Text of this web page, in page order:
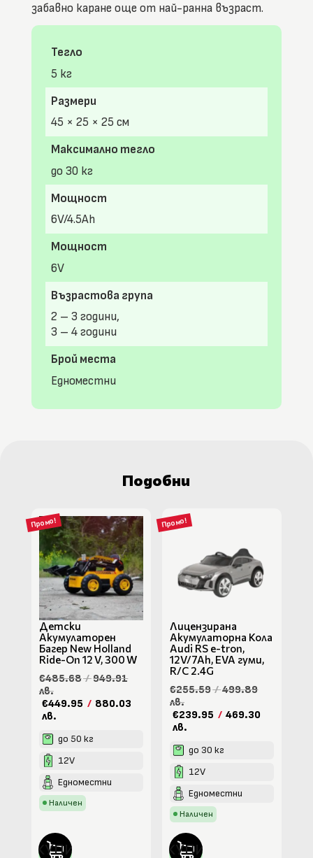
забавно каране още от най-ранна възраст.
Тегло
5 кг
Размери
45 × 25 × 25 см
Максимално тегло
до 30 кг
Мощност
6V/4.5Ah
Мощност
6V
Възрастова група
2 – 3 години,
3 – 4 години
Брой места
Едноместни
Подобни
Промо!
Детски
Акумулаторен
Багер New Holland
Ride-On 12 V, 300 W
€485.68/949.91
лв.
€449.95 / 880.03
лв.
до 50 кг
12V
Едноместни
Наличен
КУПИ
Промо!
Лицензирана
Акумулаторна Кола
Audi RS e-tron,
12V/7Ah, EVA гуми,
R/C 2.4G
€255.59/499.89
лв.
€239.95 / 469.30
лв.
до 30 кг
12V
Едноместни
Наличен
КУПИ